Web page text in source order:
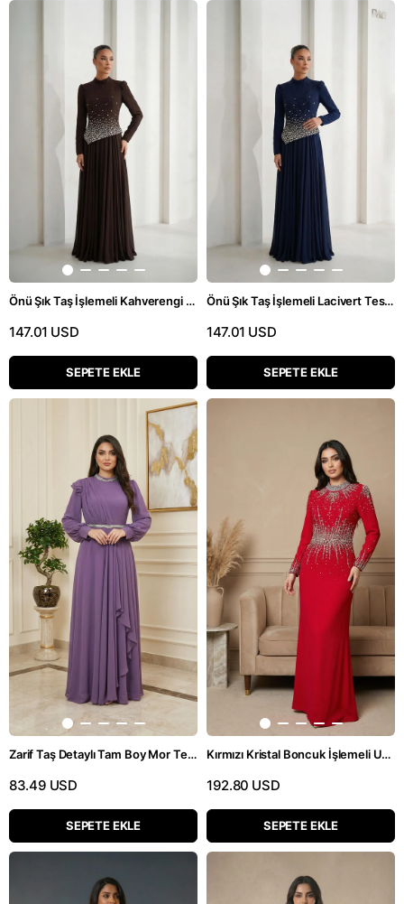
Önü Şık Taş İşlemeli Kahverengi Tesettür Uzun Abiye Elbise
147.01 USD
SEPETE EKLE
Önü Şık Taş İşlemeli Lacivert Tesettür Uzun Abiye Elbise
147.01 USD
SEPETE EKLE
Zarif Taş Detaylı Tam Boy Mor Tesettür Elbise
83.49 USD
SEPETE EKLE
Kırmızı Kristal Boncuk İşlemeli Uzun Kol Abiye Elbise
192.80 USD
SEPETE EKLE